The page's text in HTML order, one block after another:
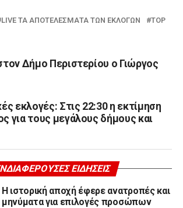
LIVE ΤΑ ΑΠΟΤΕΛΈΣΜΑΤΑ ΤΩΝ ΕΚΛΟΓΏΝ
TOP
Δήμο Περιστερίου ο Γιώργος
εκλογές: Στις 22:30 η εκτίμηση
για τους μεγάλους δήμους και
ΕΙΔΉΣΕΙΣ
Η ιστορική αποχή έφερε ανατροπές και
μηνύματα για επιλογές προσώπων